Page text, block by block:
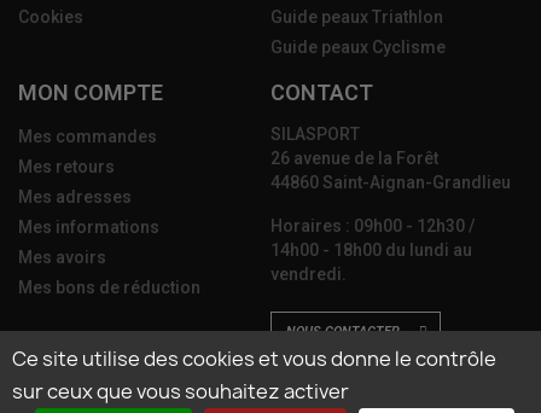
Cookies
Guide peaux Triathlon
Guide peaux Cyclisme
MON COMPTE
Mes commandes
Mes retours
Mes adresses
Mes informations
Mes avoirs
Mes bons de réduction
CONTACT
SILASPORT
26 avenue de la Forêt
44860 Saint-Aignan-Grandlieu
Horaires : 09h00 - 12h30 /
14h00 - 18h00 du lundi au
vendredi.
NOUS CONTACTER
Ce site utilise des cookies et vous donne le contrôle
sur ceux que vous souhaitez activer